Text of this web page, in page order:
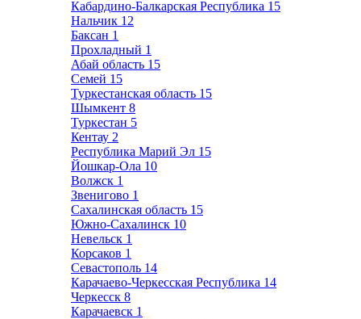
Кабардино-Балкарская Республика 15
Нальчик 12
Баксан 1
Прохладный 1
Абай область 15
Семей 15
Туркестанская область 15
Шымкент 8
Туркестан 5
Кентау 2
Республика Марий Эл 15
Йошкар-Ола 10
Волжск 1
Звенигово 1
Сахалинская область 15
Южно-Сахалинск 10
Невельск 1
Корсаков 1
Севастополь 14
Карачаево-Черкесская Республика 14
Черкесск 8
Карачаевск 1